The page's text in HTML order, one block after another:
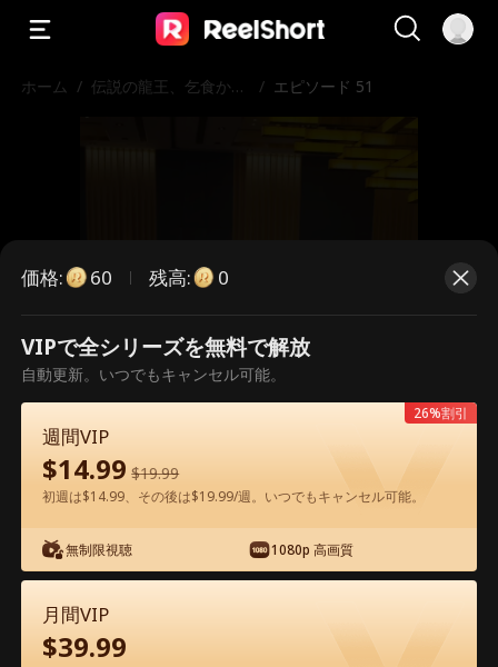
ホーム / 伝説の龍王、乞食から
/ エピソード 51
こちらは有料のエピソードです。視
聴いただくには解放が必要です。
60今すぐ解放
アプリ内で無料視聴可能
価格: 60 残高: 0
VIPで全シリーズを無料で解放
自動更新。いつでもキャンセル可能。
週間VIP
$14.99 $19.99
初週は$14.99、その後は$19.99/週。いつでもキャンセル可能。
無制限視聴 1080p 高画質
26%割引
月間VIP
$39.99